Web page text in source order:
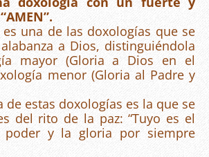
una de las doxologías que se
a Dios, distinguiéndola
mayor (Gloria a Dios en el
menor (Gloria al Padre y
de estas doxologías es la que se
del rito de la paz: “Tuyo es el
y la gloria por siempre